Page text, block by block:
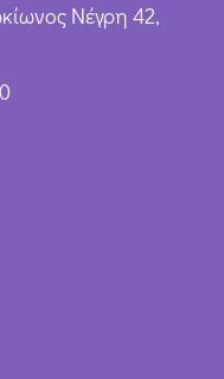
Νέγρη 42,